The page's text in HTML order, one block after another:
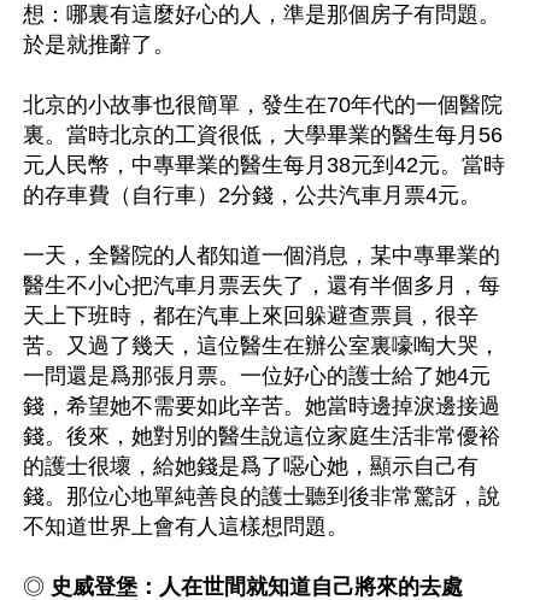
想：哪裏有這麼好心的人，準是那個房子有問題。
於是就推辭了。
北京的小故事也很簡單，發生在70年代的一個醫院
裏。當時北京的工資很低，大學畢業的醫生每月56
元人民幣，中專畢業的醫生每月38元到42元。當時
的存車費（自行車）2分錢，公共汽車月票4元。
一天，全醫院的人都知道一個消息，某中專畢業的
醫生不小心把汽車月票丟失了，還有半個多月，每
天上下班時，都在汽車上來回躲避查票員，很辛
苦。又過了幾天，這位醫生在辦公室裏嚎啕大哭，
一問還是爲那張月票。一位好心的護士給了她4元
錢，希望她不需要如此辛苦。她當時邊掉淚邊接過
錢。後來，她對別的醫生說這位家庭生活非常優裕
的護士很壞，給她錢是爲了噁心她，顯示自己有
錢。那位心地單純善良的護士聽到後非常驚訝，說
不知道世界上會有人這樣想問題。
◎ 史威登堡：人在世間就知道自己將來的去處